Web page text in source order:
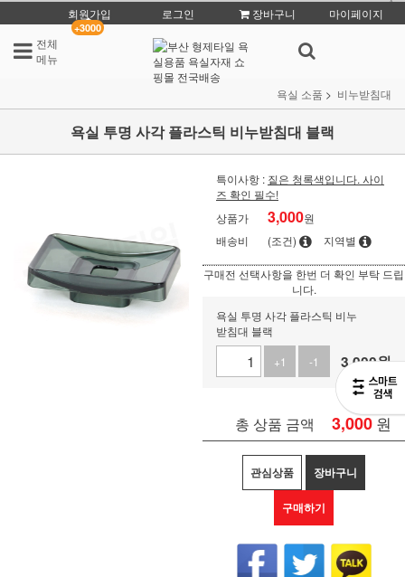
회원가입
+3000
로그인 장바구니
마이페이지
전체
메뉴
욕실 소품 비누받침대
욕실 투명 사각 플라스틱 비누받침대 블랙
특이사항 : 짙은 청록색입니다. 사이
즈 확인 필수!
상품가
3,000원
배송비
(조건) 지역별
구매전 선택사항을 한번 더 확인 부탁 드립
니다.
욕실 투명 사각 플라스틱 비누
받침대 블랙
+1
-1 3,000원
총 상품 금액 3,000원
관심상품 장바구니
구매하기